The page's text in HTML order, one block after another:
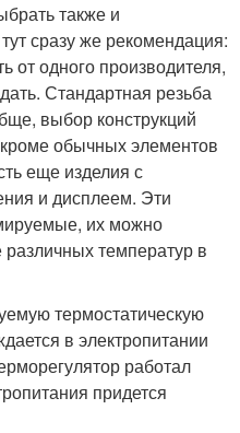
также и
сразу же рекомендация:
от одного производителя,
Стандартная резьба
выбор конструкций
обычных элементов
еще изделия с
и дисплеем. Эти
их можно
температур в
термостатическую
в электропитании
работал
придется